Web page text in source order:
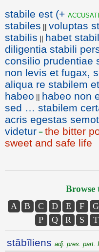
stabile est (+
stabiles || voluptas
stabilis || habet
diligentia stabili
consilio prudentiae
non levis et fugax,
aliqua re stabilem
habeo || habeo non
sed … stabilem
acris egestas
videtur = the bitter
sweet and safe life
Browse
A B C D E F G
P
Q R S T
stăbĭliens adj. pres. part.